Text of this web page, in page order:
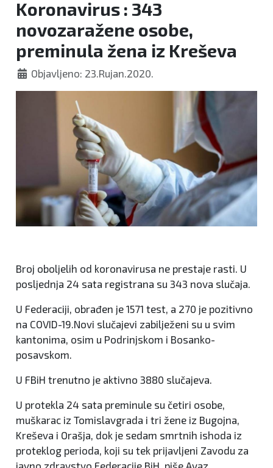
Koronavirus : 343
novozaražene osobe,
preminula žena iz Kreševa
Objavljeno: 23.Rujan.2020.
Broj oboljelih od koronavirusa ne prestaje rasti. U
posljednja 24 sata registrana su 343 nova slučaja.
U Federaciji, obrađen je 1571 test, a 270 je pozitivno
na COVID-19.Novi slučajevi zabilježeni su u svim
kantonima, osim u Podrinjskom i Bosanko-
posavskom.
U FBiH trenutno je aktivno 3880 slučajeva.
U protekla 24 sata preminule su četiri osobe,
muškarac iz Tomislavgrada i tri žene iz Bugojna,
Kreševa i Orašja, dok je sedam smrtnih ishoda iz
proteklog perioda, koji su tek prijavljeni Zavodu za
javno zdravstvo Federacije BiH, piše Avaz.